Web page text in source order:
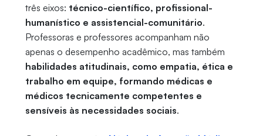
três eixos: técnico-científico, profissional-
humanístico e assistencial-comunitário.
Professoras e professores acompanham não
apenas o desempenho acadêmico, mas também
habilidades atitudinais, como empatia, ética e
trabalho em equipe, formando médicas e
médicos tecnicamente competentes e
sensíveis às necessidades sociais.